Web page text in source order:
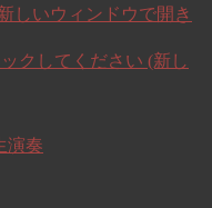
しいウィンドウで開き
クしてください (新し
演奏